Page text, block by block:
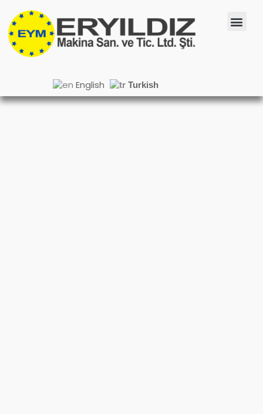
English Turkish